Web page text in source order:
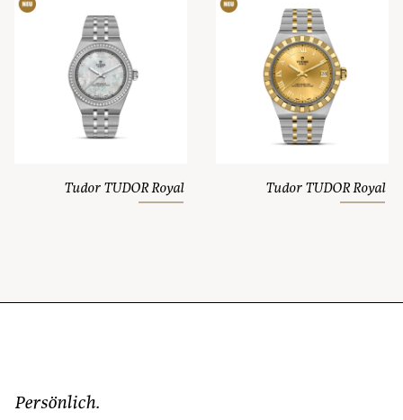
Tudor TUDOR Royal Tudor TUDOR Royal
Persönlich.